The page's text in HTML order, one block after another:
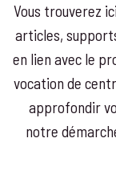
Vous trouverez
articles,
en lien avec le
vocation de
approfondir
notre